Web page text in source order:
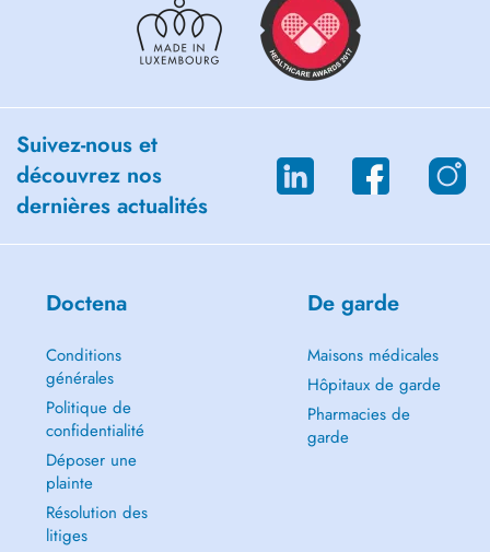
Suivez-nous et
découvrez nos
dernières actualités
Doctena
Conditions
générales
Politique de
confidentialité
Déposer une
plainte
Résolution des
litiges
De garde
Maisons médicales
Hôpitaux de garde
Pharmacies de
garde